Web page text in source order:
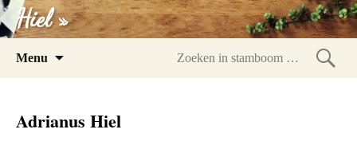
Hiel »
Menu
Adrianus Hiel